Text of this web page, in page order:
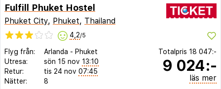
Fulfill Phuket Hostel
Phuket City, Phuket, Thailand
4,2/5
Flyg från: Arlanda - Phuket
Utresa:
sön 15 nov 13:10
Retur:
tis 24 nov 07:45
Nätter:
8
Totalpris 18 047:-
9 024:-
läs mer